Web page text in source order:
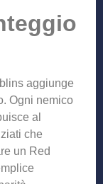
aggiunge
Ogni nemico
al
che
un Red